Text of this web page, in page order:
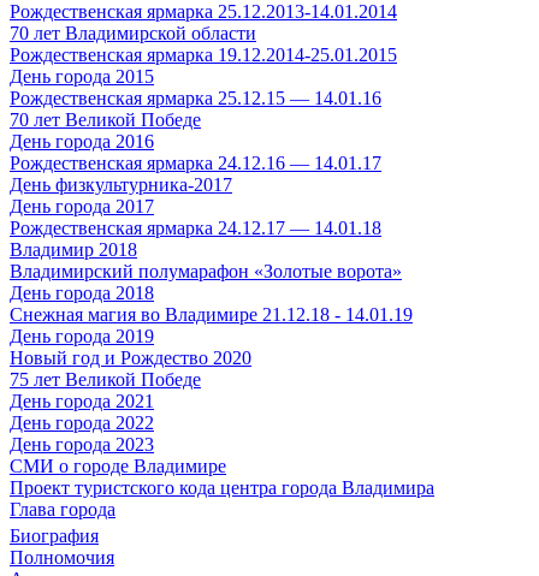
Рождественская ярмарка 25.12.2013-14.01.2014
70 лет Владимирской области
Рождественская ярмарка 19.12.2014-25.01.2015
День города 2015
Рождественская ярмарка 25.12.15 — 14.01.16
70 лет Великой Победе
День города 2016
Рождественская ярмарка 24.12.16 — 14.01.17
День физкультурника-2017
День города 2017
Рождественская ярмарка 24.12.17 — 14.01.18
Владимир 2018
Владимирский полумарафон «Золотые ворота»
День города 2018
Снежная магия во Владимире 21.12.18 - 14.01.19
День города 2019
Новый год и Рождество 2020
75 лет Великой Победе
День города 2021
День города 2022
День города 2023
СМИ о городе Владимире
Проект туристского кода центра города Владимира
Глава города
Биография
Полномочия